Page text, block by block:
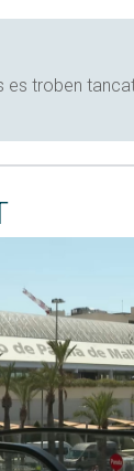
es troben